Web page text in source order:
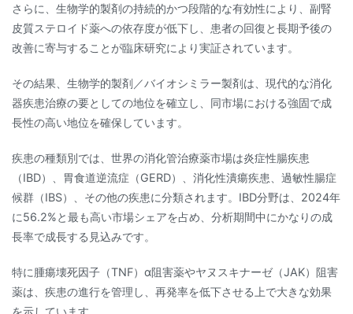
さらに、生物学的製剤の持続的かつ段階的な有効性により、副腎
皮質ステロイド薬への依存度が低下し、患者の回復と長期予後の
改善に寄与することが臨床研究により実証されています。
その結果、生物学的製剤／バイオシミラー製剤は、現代的な消化
器疾患治療の要としての地位を確立し、同市場における強固で成
長性の高い地位を確保しています。
疾患の種類別では、世界の消化管治療薬市場は炎症性腸疾患
（IBD）、胃食道逆流症（GERD）、消化性潰瘍疾患、過敏性腸症
候群（IBS）、その他の疾患に分類されます。IBD分野は、2024年
に56.2%と最も高い市場シェアを占め、分析期間中にかなりの成
長率で成長する見込みです。
特に腫瘍壊死因子（TNF）α阻害薬やヤヌスキナーゼ（JAK）阻害
薬は、疾患の進行を管理し、再発率を低下させる上で大きな効果